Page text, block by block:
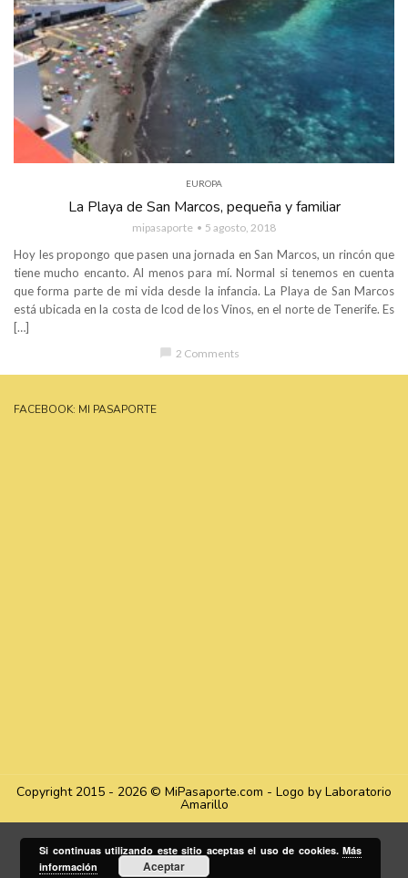
EUROPA
La Playa de San Marcos, pequeña y familiar
mipasaporte 5 agosto, 2018
Hoy les propongo que pasen una jornada en San Marcos, un rincón que
tiene mucho encanto. Al menos para mí. Normal si tenemos en cuenta
que forma parte de mi vida desde la infancia. La Playa de San Marcos
está ubicada en la costa de Icod de los Vinos, en el norte de Tenerife. Es
[…]
chat_bubble 2 Comments
FACEBOOK: MI PASAPORTE
Copyright 2015 - 2026 © MiPasaporte.com - Logo by Laboratorio
Amarillo
Si continuas utilizando este sitio aceptas el uso de cookies. Más
información
Aceptar